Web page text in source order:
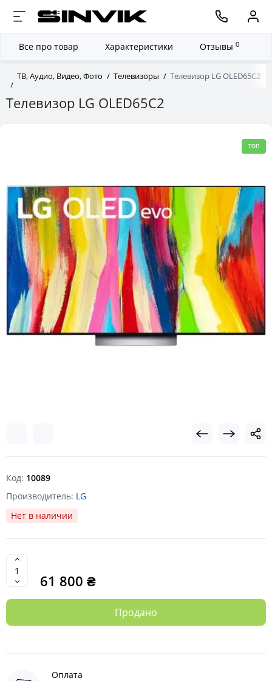
ТВ, Аудио, Видео, Фото Телевизоры Телевизор LG OLED65C2
Телевизор LG OLED65C2
Все про товар Характеристики Отзывы 0
ТОП
Код: 10089
Производитель: LG
Нет в наличии
61 800 ₴
Продано
Оплата